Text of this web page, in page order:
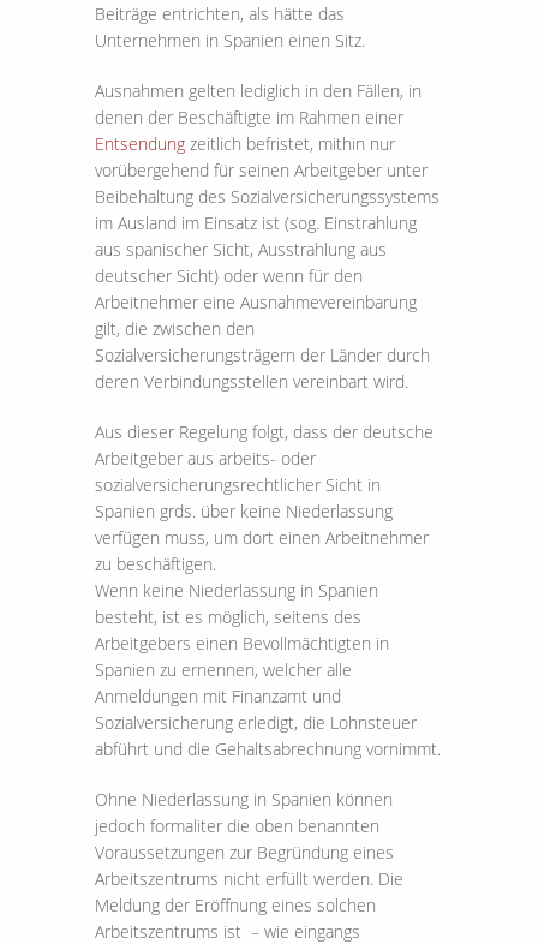
Beiträge entrichten, als hätte das
Unternehmen in Spanien einen Sitz.
Ausnahmen gelten lediglich in den Fällen, in
denen der Beschäftigte im Rahmen einer
Entsendung zeitlich befristet, mithin nur
vorübergehend für seinen Arbeitgeber unter
Beibehaltung des Sozialversicherungssystems
im Ausland im Einsatz ist (sog. Einstrahlung
aus spanischer Sicht, Ausstrahlung aus
deutscher Sicht) oder wenn für den
Arbeitnehmer eine Ausnahmevereinbarung
gilt, die zwischen den
Sozialversicherungsträgern der Länder durch
deren Verbindungsstellen vereinbart wird.
Aus dieser Regelung folgt, dass der deutsche
Arbeitgeber aus arbeits- oder
sozialversicherungsrechtlicher Sicht in
Spanien grds. über keine Niederlassung
verfügen muss, um dort einen Arbeitnehmer
zu beschäftigen.
Wenn keine Niederlassung in Spanien
besteht, ist es möglich, seitens des
Arbeitgebers einen Bevollmächtigten in
Spanien zu ernennen, welcher alle
Anmeldungen mit Finanzamt und
Sozialversicherung erledigt, die Lohnsteuer
abführt und die Gehaltsabrechnung vornimmt.
Ohne Niederlassung in Spanien können
jedoch formaliter die oben benannten
Voraussetzungen zur Begründung eines
Arbeitszentrums nicht erfüllt werden. Die
Meldung der Eröffnung eines solchen
Arbeitszentrums ist – wie eingangs